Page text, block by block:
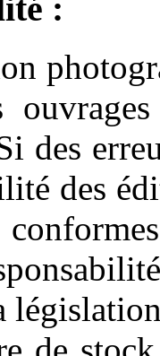
:
des
des